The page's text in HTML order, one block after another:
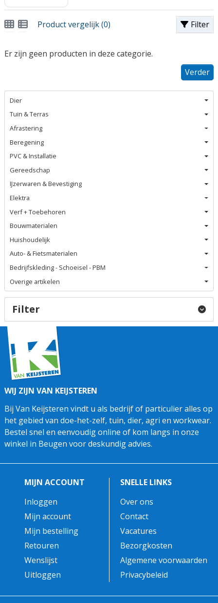
Dier
Tuin & Terras
Afrastering
Beregening
PVC & Installatie
Gereedschap
IJzerwaren & Bevestiging
Elektra
Verf + Toebehoren
Bouwmaterialen
Huishoudelijk
Auto- & Fietsmaterialen
Bedrijfskleding - Schoeisel - PBM
Overige artikelen
Filter
Filter
Product vergelijk (0)
Er zijn geen producten in deze categorie.
Verder
WIJ ZIJN VAN KEIJSTEREN
Bij Van Keijsteren vindt u als bedrijf of particulier alles op
het gebied van doe-het-zelf, tuin, dier, agri en workwear.
Bestel snel en eenvoudig online of kom langs in onze
winkel in Beugen voor deskundig advies.
MIJN ACCOUNT
Inloggen
Mijn account
Mijn bestelling
Retouren
Wenslijst
Uitloggen
SNELLE LINKS
Over ons
Contact
Vacatures
Bezorgkosten
Algemene voorwaarden
Privacybeleid